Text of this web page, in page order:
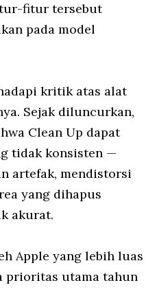
fitur tersebut
pada model
kritik atas alat
Sejak diluncurkan,
Clean Up dapat
tidak konsisten —
artefak, mendistorsi
yang dihapus
akurat.
Apple yang lebih luas
prioritas utama tahun